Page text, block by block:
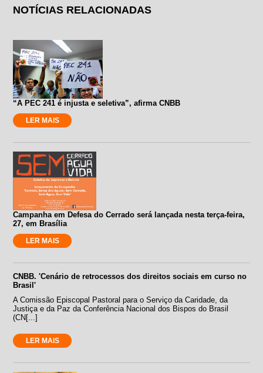
NOTÍCIAS RELACIONADAS
“A PEC 241 é injusta e seletiva”, afirma CNBB
LER MAIS
Campanha em Defesa do Cerrado será lançada nesta terça-feira,
27, em Brasília
LER MAIS
CNBB. 'Cenário de retrocessos dos direitos sociais em curso no
Brasil'
A Comissão Episcopal Pastoral para o Serviço da Caridade, da
Justiça e da Paz da Conferência Nacional dos Bispos do Brasil
(CN[...]
LER MAIS